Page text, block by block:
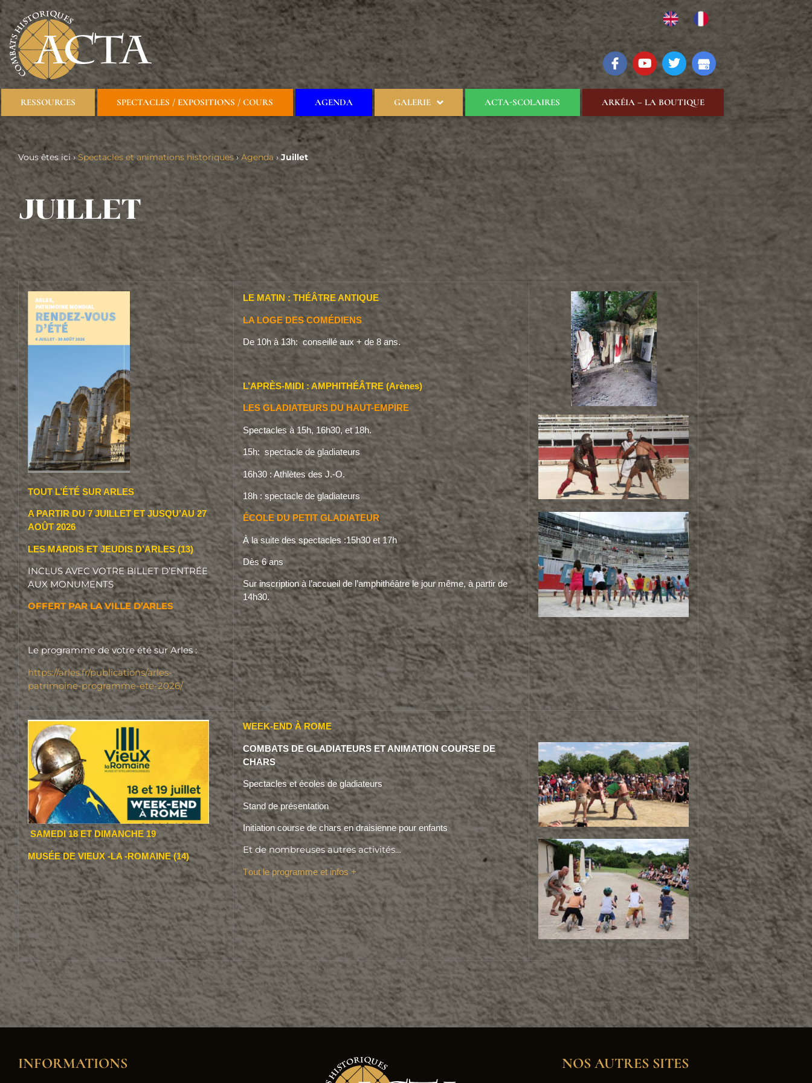
RESSOURCES SPECTACLES / EXPOSITIONS / COURS AGENDA GALERIE ACTA-SCOLAIRES ARKÉIA – LA BOUTIQUE
Vous êtes ici ›Spectacles et animations historiques› Agenda ›Juillet
JUILLET
TOUT L’ÉTÉ SUR ARLES
A PARTIR DU 7 JUILLET ET JUSQU’AU 27
AOÛT 2026
LES MARDIS ET JEUDIS D’ARLES (13)
INCLUS AVEC VOTRE BILLET D’ENTRÉE
AUX MONUMENTS
OFFERT PAR LA VILLE D’ARLES
Le programme de votre été sur Arles :
https://arles.fr/publications/arles-
patrimoine-programme-ete-2026/
LE MATIN : THÉÂTRE ANTIQUE
LA LOGE DES COMÉDIENS
De 10h à 13h: conseillé aux + de 8 ans.
L’APRÈS-MIDI : AMPHITHÉÂTRE (Arènes)
LES GLADIATEURS DU HAUT-EMPIRE
Spectacles à 15h, 16h30, et 18h.
15h: spectacle de gladiateurs
16h30 : Athlètes des J.-O.
18h : spectacle de gladiateurs
ÉCOLE DU PETIT GLADIATEUR
À la suite des spectacles :15h30 et 17h
Dès 6 ans
Sur inscription à l’accueil de l’amphithéâtre le jour même, à partir de
14h30.
SAMEDI 18 ET DIMANCHE 19
MUSÉE DE VIEUX -LA -ROMAINE (14)
WEEK-END À ROME
COMBATS DE GLADIATEURS ET ANIMATION COURSE DE
CHARS
Spectacles et écoles de gladiateurs
Stand de présentation
Initiation course de chars en draisienne pour enfants
Et de nombreuses autres activités…
Tout le programme et infos +
INFORMATIONS NOS AUTRES SITES